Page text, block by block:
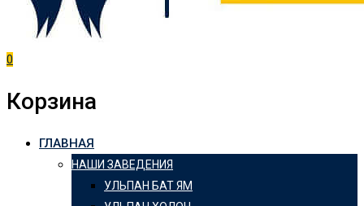
0
Корзина
ГЛАВНАЯ
НАШИ ЗАВЕДЕНИЯ
УЛЬПАН БАТ ЯМ